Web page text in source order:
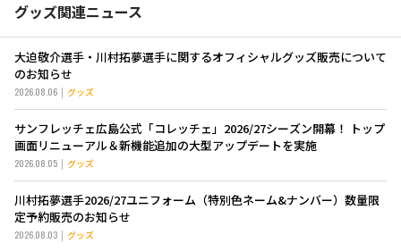
グッズ関連ニュース
大迫敬介選手・川村拓夢選手に関するオフィシャルグッズ販売について
のお知らせ
2026.08.06 グッズ
サンフレッチェ広島公式「コレッチェ」2026/27シーズン開幕！ トップ
画面リニューアル＆新機能追加の大型アップデートを実施
2026.08.05 グッズ
川村拓夢選手2026/27ユニフォーム（特別色ネーム&ナンバー）数量限
定予約販売のお知らせ
2026.08.03 グッズ